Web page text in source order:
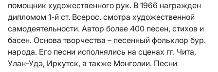
помощник художественного рук. В 1966 награжден
дипломом 1-й ст. Всерос. cмотра художественной
самодеятельности. Автор более 400 песен, стихов и
басен. Основа творчества – песенный фольклор бур.
народа. Его песни исполнялись на сценах гг. Чита,
Улан-Удэ, Иркутск, а также Монголии. Песни